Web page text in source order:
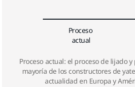
Proceso
actual
Proceso actual: el proceso de lijado
mayoría de los constructores de
actualidad en Europa y